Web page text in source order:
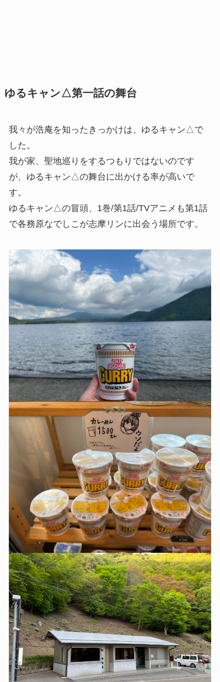
ゆるキャン△第一話の舞台
我々が浩庵を知ったきっかけは、ゆるキャン△で
した。
我が家、聖地巡りをするつもりではないのです
が、ゆるキャン△の舞台に出かける率が高いで
す。
ゆるキャン△の冒頭、1巻/第1話/TVアニメも第1話
で各務原なでしこが志摩リンに出会う場所です。